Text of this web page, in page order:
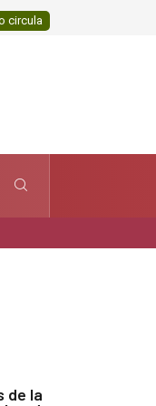
el XXI aniversario
circula
de la